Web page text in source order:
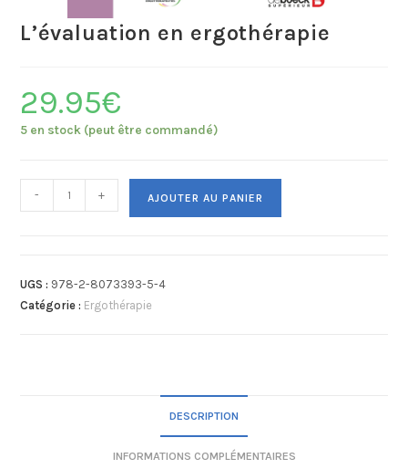
L’évaluation en ergothérapie
29.95€
5 en stock (peut être commandé)
- + AJOUTER AU PANIER
UGS : 978-2-8073393-5-4
Catégorie : Ergothérapie
DESCRIPTION
INFORMATIONS COMPLÉMENTAIRES